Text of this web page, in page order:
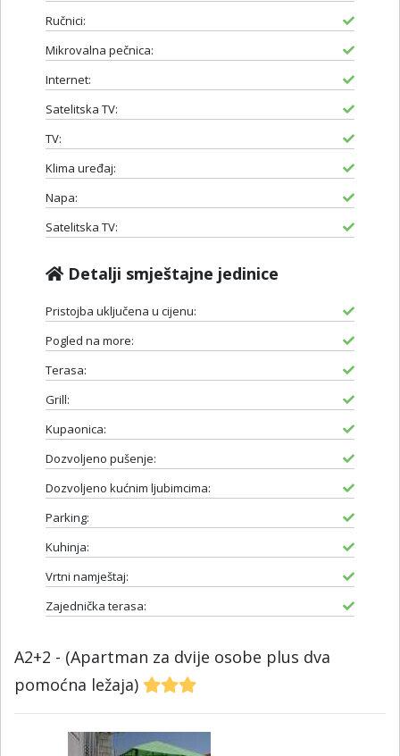
Ručnici:
Mikrovalna pečnica:
Internet:
Satelitska TV:
TV:
Klima uređaj:
Napa:
Satelitska TV:
Detalji smještajne jedinice
Pristojba uključena u cijenu:
Pogled na more:
Terasa:
Grill:
Kupaonica:
Dozvoljeno pušenje:
Dozvoljeno kućnim ljubimcima:
Parking:
Kuhinja:
Vrtni namještaj:
Zajednička terasa:
A2+2 - (Apartman za dvije osobe plus dva
pomoćna ležaja)